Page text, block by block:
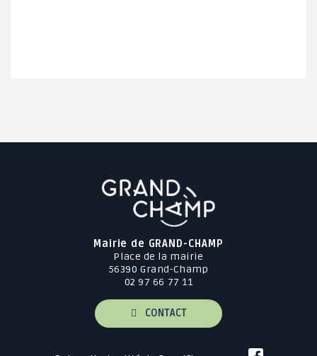
Mairie de GRAND-CHAMP
Place de la mairie
56390 Grand-Champ
02 97 66 77 11
CONTACT